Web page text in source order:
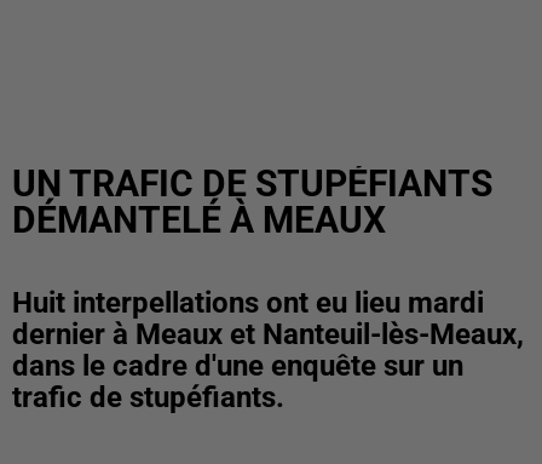
UN TRAFIC DE STUPÉFIANTS
DÉMANTELÉ À MEAUX
Huit interpellations ont eu lieu mardi
dernier à Meaux et Nanteuil-lès-Meaux,
dans le cadre d'une enquête sur un
trafic de stupéfiants.